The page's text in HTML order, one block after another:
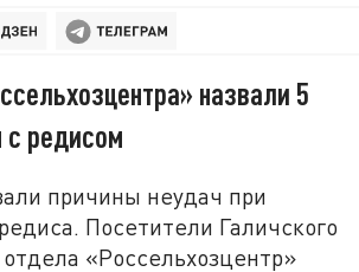
назвали 5
с редисом
причины неудач при
Посетители Галичского
«Россельхозцентр»